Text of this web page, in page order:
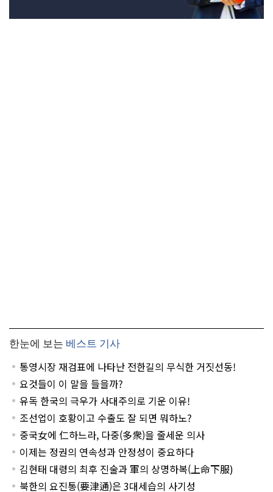
한눈에 보는 베스트 기사
통영시장 재검표에 나타난 전한길의 무식한 거짓선동!
요것들이 이 말을 들을까?
유독 한국의 극우가 사대주의로 기운 이유!
조선업이 호황이고 수출도 잘 되면 뭐하노?
중국女에 仁하느라, 다중(多衆)을 줄세운 의사
이제는 정권의 연속성과 안정성이 중요하다
김현태 대령의 최후 진술과 軍의 상명하복(上命下服)
북한의 요진통(要津通)은 3대세습의 사기성